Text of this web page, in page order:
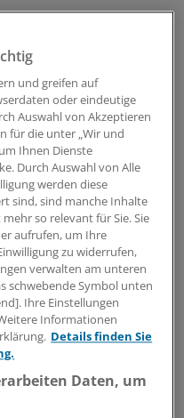
um eine eigene
wie es CDU und
sich Union und SPD
eines Gesetzes zur
- ohne
auf
werden im ersten
sind geplant.
für den Herbst 2015
ein Verbot der
"Organisierte
in Würde", heißt es
und greifen auf
oder eindeutige
Auswahl von Akzeptieren
für die unter „Wir und
Ihnen Dienste
Durch Auswahl von Alle
werden diese
sind, sind manche Inhalte
so relevant für Sie. Sie
aufrufen, um Ihre
zu widerrufen,
verwalten am unteren
schwebende Symbol unten
Ihre Einstellungen
Informationen
Details finden Sie
Daten, um